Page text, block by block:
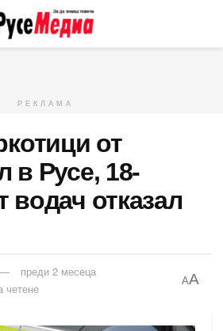
РЕКЛАМА
от
в Русе, 18-
водач отказал
преди 2 месеца
четене
AA